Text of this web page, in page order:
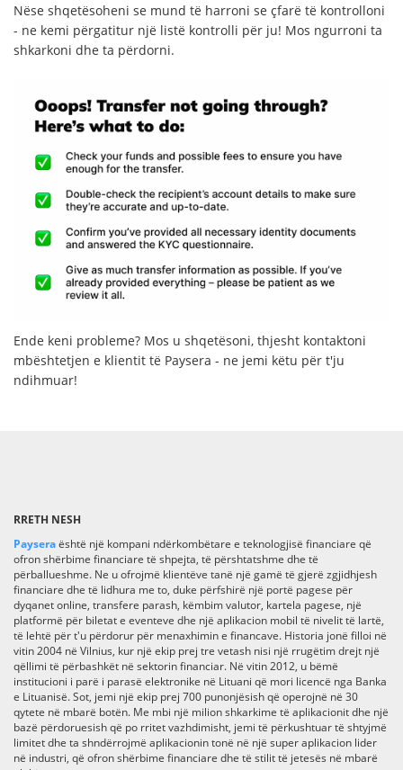
Nëse shqetësoheni se mund të harroni se çfarë të kontrolloni
- ne kemi përgatitur një listë kontrolli për ju! Mos ngurroni ta
shkarkoni dhe ta përdorni.
Ende keni probleme? Mos u shqetësoni, thjesht kontaktoni
mbështetjen e klientit të Paysera - ne jemi këtu për t'ju
ndihmuar!
RRETH NESH
Payseraështë një kompani ndërkombëtare e teknologjisë financiare që
ofron shërbime financiare të shpejta, të përshtatshme dhe të
përballueshme. Ne u ofrojmë klientëve tanë një gamë të gjerë zgjidhjesh
financiare dhe të lidhura me to, duke përfshirë një portë pagese për
dyqanet online, transfere parash, këmbim valutor, kartela pagese, një
platformë për biletat e eventeve dhe një aplikacion mobil të nivelit të lartë,
të lehtë për t'u përdorur për menaxhimin e financave. Historia jonë filloi në
vitin 2004 në Vilnius, kur një ekip prej tre vetash nisi një rrugëtim drejt një
qëllimi të përbashkët në sektorin financiar. Në vitin 2012, u bëmë
institucioni i parë i parasë elektronike në Lituani që mori licencë nga Banka
e Lituanisë. Sot, jemi një ekip prej 700 punonjësish që operojnë në 30
qytete në mbarë botën. Me mbi një milion shkarkime të aplikacionit dhe një
bazë përdoruesish që po rritet vazhdimisht, jemi të përkushtuar të shtyjmë
limitet dhe ta shndërrojmë aplikacionin tonë në një super aplikacion lider
në industri, që ofron shërbime financiare dhe të stilit të jetesës në mbarë